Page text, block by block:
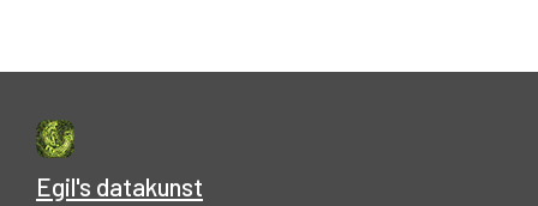
Egil's datakunst